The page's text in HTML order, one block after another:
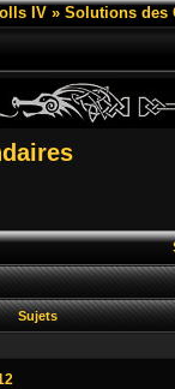
IV » Solutions des
Sujets